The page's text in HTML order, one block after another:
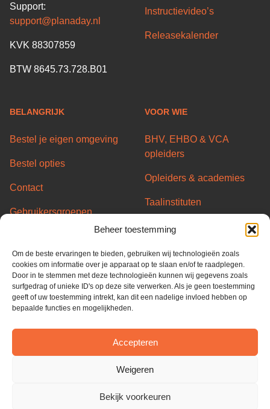
Beheer toestemming
Om de beste ervaringen te bieden, gebruiken wij technologieën zoals
cookies om informatie over je apparaat op te slaan en/of te raadplegen.
Door in te stemmen met deze technologieën kunnen wij gegevens zoals
surfgedrag of unieke ID's op deze site verwerken. Als je geen toestemming
geeft of uw toestemming intrekt, kan dit een nadelige invloed hebben op
bepaalde functies en mogelijkheden.
Accepteren
Weigeren
Bekijk voorkeuren
Support:
support@planaday.nl
KVK 88307859
BTW 8645.73.728.B01
Instructievideo’s
Releasekalender
BELANGRIJK
Bestel je eigen omgeving
Bestel opties
Contact
Gebruikersgroepen
Partners
Algemene voorwaarden
Privacy Policy
Cookie Policy
ISO 27001
VOOR WIE
BHV, EHBO & VCA
opleiders
Opleiders & academies
Taalinstituten
Transport/Code95
Overheid & Gemeentes